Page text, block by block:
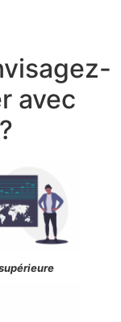
avec